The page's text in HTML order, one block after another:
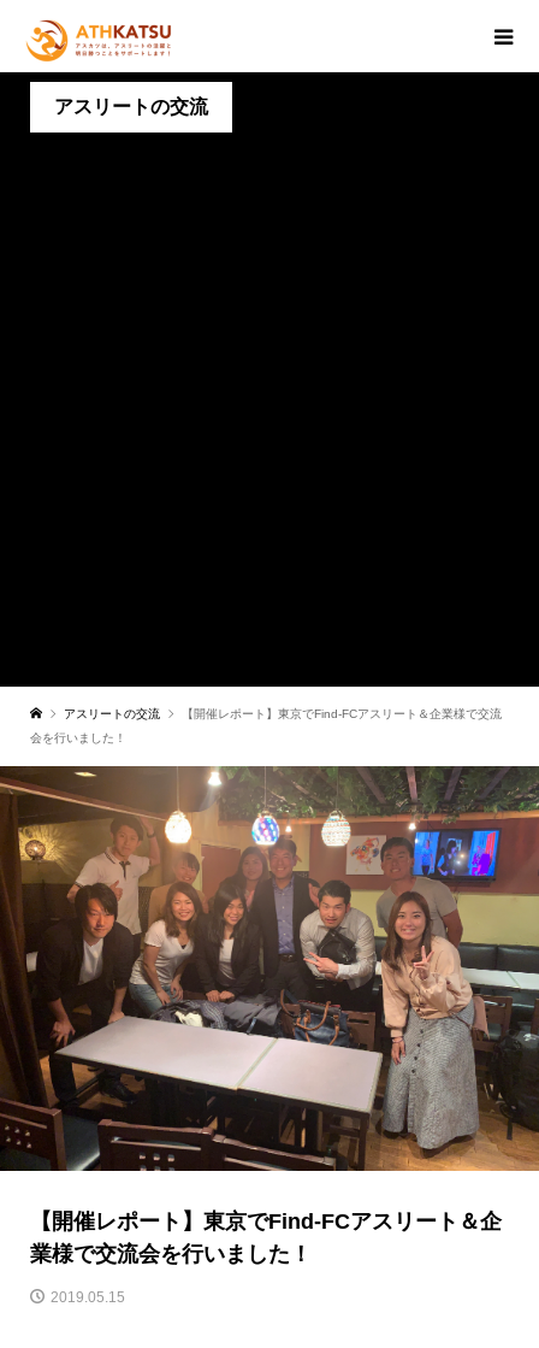
アスリートの交流
アスリートの交流
【開催レポート】東京でFind-FCアスリート＆企業様で交流
会を行いました！
【開催レポート】東京でFind-FCアスリート＆企
業様で交流会を行いました！
2019.05.15